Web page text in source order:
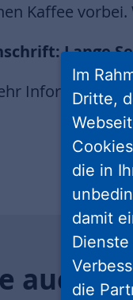
Kaffee
Lange
auch
Im
Dritte,
die in
damit
die